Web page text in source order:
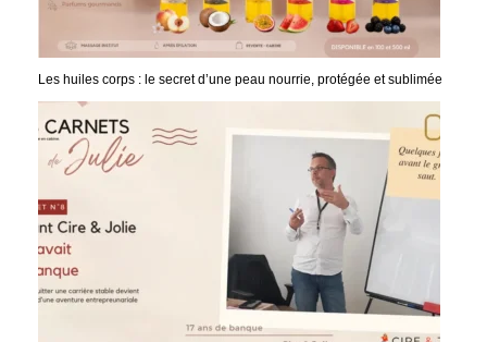
Les huiles corps : le secret d’une peau nourrie, protégée et sublimée